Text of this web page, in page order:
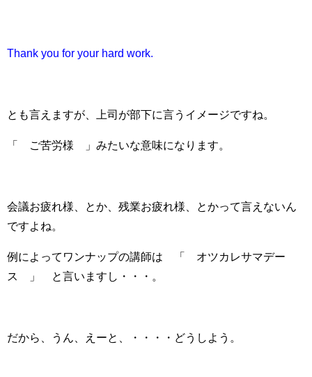
Thank you for your hard work.
とも言えますが、上司が部下に言うイメージですね。
「 ご苦労様 」みたいな意味になります。
会議お疲れ様、とか、残業お疲れ様、とかって言えないん
ですよね。
例によってワンナップの講師は 「 オツカレサマデー
ス 」 と言いますし・・・。
だから、うん、えーと、・・・・どうしよう。